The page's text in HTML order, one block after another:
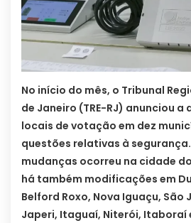
No início do mês, o Tribunal
de Janeiro (TRE-RJ) anunciou a
locais de votação em dez
questões relativas à
mudanças ocorreu na cidade
há também modificações em
Belford Roxo, Nova Iguaçu, São
Japeri, Itaguaí, Niterói, Itaboraí